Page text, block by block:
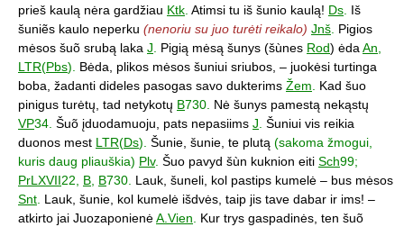
prieš kaulą nėra gardžiau Ktk. Atimsi tu iš šunio kaulą! Ds. Iš
šuniẽs kaulo neperku (nenoriu su juo turėti reikalo) Jnš. Pigios
mėsos šuõ srubą laka J. Pigią mėsą šunys (šùnes Rod) ėdaAn,
LTR(Pbs). Bėda, plikos mėsos šuniui sriubos, – juokėsi turtinga
boba, žadanti dideles pasogas savo dukterims Žem. Kad šuo
pinigus turėtų, tad netykotų B730. Nė šunys pamestą nekąstų
VP34. Šuõ įduodamuoju, pats nepasiims J. Šuniui vis reikia
duonos mest LTR(Ds). Šunie, šunie, te plutą (sakoma žmogui,
kuris daug pliauškia) Plv. Šuo pavyd šùn kuknion eiti Sch99;
PrLXVII22, B, B730. Lauk, šuneli, kol pastips kumelė – bus mėsos
Snt. Lauk, šunie, kol kumelė išdvės, taip jis tave dabar ir ims! –
atkirto jai JuozaponienėA.Vien. Kur trys gaspadinės, ten šuõ